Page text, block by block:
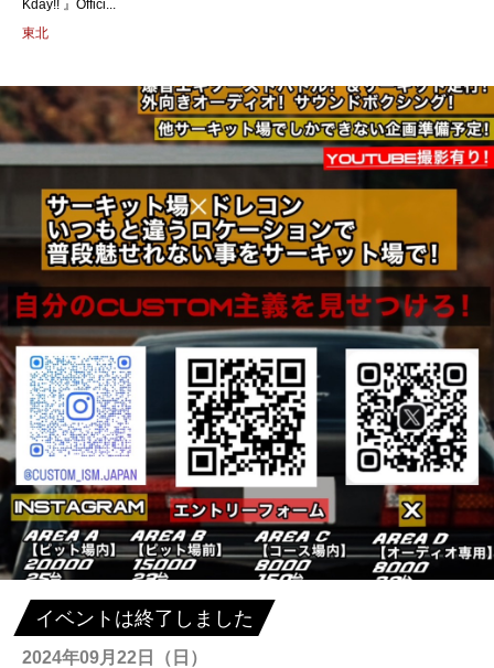
Kday!! 』Offici...
東北
イベントは終了しました
2024年09月22日（日）